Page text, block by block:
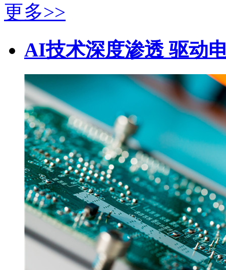
更多>>
AI技术深度渗透 驱动